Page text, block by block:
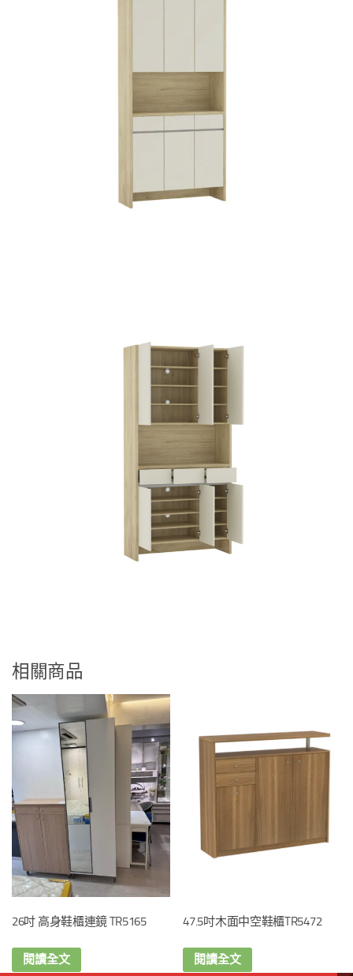
相關商品
26吋 高身鞋櫃連鏡 TR5165
閱讀全文
47.5吋木面中空鞋櫃TR5472
閱讀全文